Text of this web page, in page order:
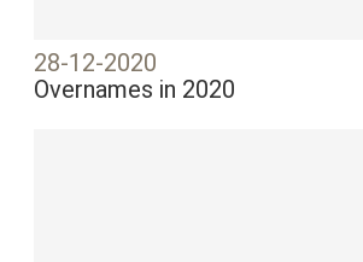
28-12-2020
Overnames in 2020